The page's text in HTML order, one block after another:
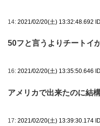
14: 2021/02/20(土) 13:32:48.692
50フと言うよりチートイ
16: 2021/02/20(土) 13:35:50.646
アメリカで出来たのに結
17: 2021/02/20(土) 13:39:30.174